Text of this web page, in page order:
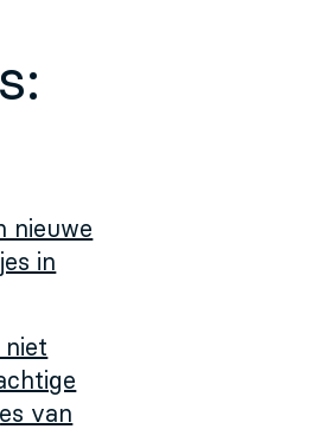
nieuwe
in
niet
van